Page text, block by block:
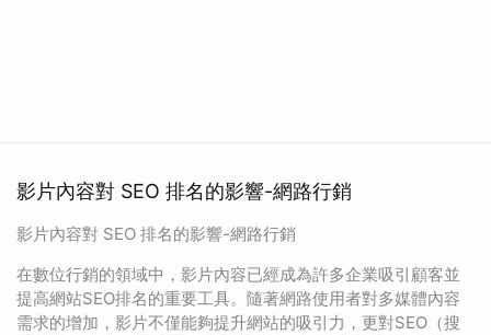
影片內容對 SEO 排名的影響-網路行銷
影片內容對 SEO 排名的影響-網路行銷
在數位行銷的領域中，影片內容已經成為許多企業吸引顧客並
提高網站SEO排名的重要工具。隨著網路使用者對多媒體內容
需求的增加，影片不僅能夠提升網站的吸引力，更對SEO（搜